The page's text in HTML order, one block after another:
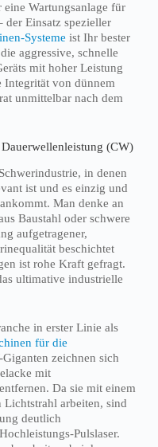
Wartungsanlage für
Einsatz spezieller
Systeme ist Ihr bester
aggressive, schnelle
mit hoher Leistung
Integrität von dünnem
unmittelbar nach dem
(CW)
in denen
ist und es einzig und
Man denke an
Baustahl oder schwere
aufgetragener,
beschichtet
ist rohe Kraft gefragt.
ultimative industrielle
in erster Linie als
für die
zeichnen sich
mit
Da sie mit einem
arbeiten, sind
deutlich
Pulslaser.